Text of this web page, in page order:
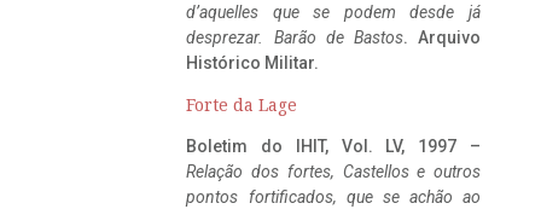
d’aquelles que se podem desde já
desprezar. Barão de Bastos. Arquivo
Histórico Militar.
Forte da Lage
Boletim do IHIT, Vol. LV, 1997 –
Relação dos fortes, Castellos e outros
pontos fortificados, que se achão ao